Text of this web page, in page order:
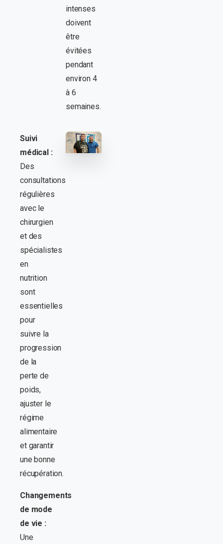
intenses
doivent
être
évitées
pendant
environ 4
à 6
semaines.
Suivi
médical :
Des
consultations
régulières
avec le
chirurgien
et des
spécialistes
en
nutrition
sont
essentielles
pour
suivre la
progression
de la
perte de
poids,
ajuster le
régime
alimentaire
et garantir
une bonne
récupération.
Changements
de mode
de vie :
Une